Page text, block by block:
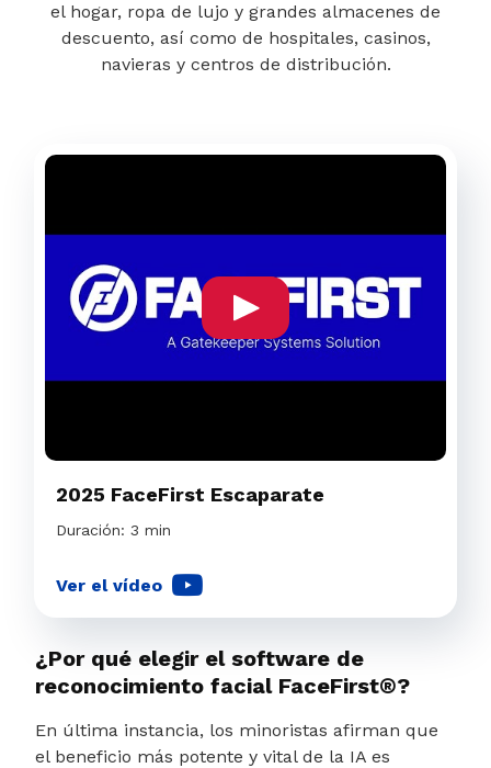
el hogar, ropa de lujo y grandes almacenes de
descuento, así como de hospitales, casinos,
navieras y centros de distribución.
2025 FaceFirst Escaparate
Duración: 3 min
Ver el vídeo
¿Por qué elegir el software de
reconocimiento facial FaceFirst®?
En última instancia, los minoristas afirman que
el beneficio más potente y vital de la IA es